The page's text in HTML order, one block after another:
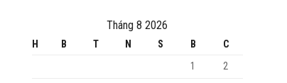
Tháng 8 2026
H B T N S B
C
1
2